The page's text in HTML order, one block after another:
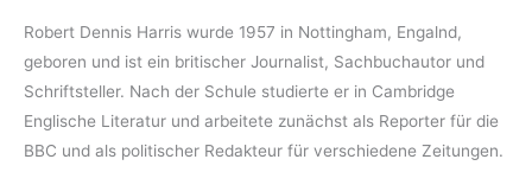
Robert Dennis Harris wurde 1957 in Nottingham, Engalnd,
geboren und ist ein britischer Journalist, Sachbuchautor und
Schriftsteller. Nach der Schule studierte er in Cambridge
Englische Literatur und arbeitete zunächst als Reporter für die
BBC und als politischer Redakteur für verschiedene Zeitungen.